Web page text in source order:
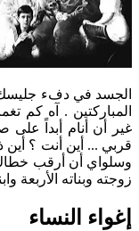
الجسد في دفء جليسك
المباركتين . آه كم
غير أن أنام أبداً
قربي ... أين أنت ؟
وسلواي أن أرقب
زوجته وبناته الأربعة
إغواء النساء